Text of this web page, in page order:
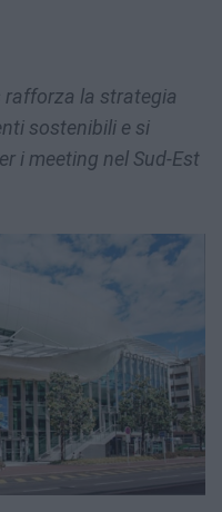
rafforza la strategia
sostenibili e si
i meeting nel Sud-Est